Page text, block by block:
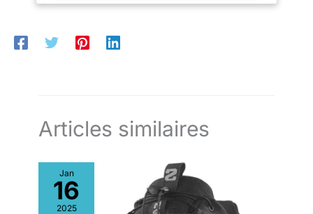
Articles similaires
Jan
16
2025